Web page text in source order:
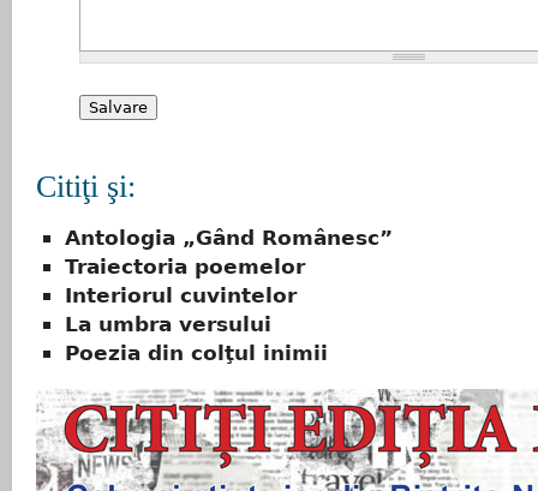
Citiţi şi:
Antologia „Gând Românesc”
Traiectoria poemelor
Interiorul cuvintelor
La umbra versului
Poezia din colţul inimii